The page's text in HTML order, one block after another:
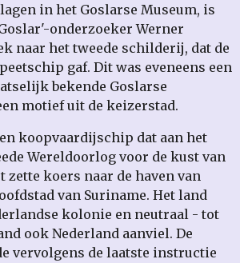
in het Goslarse Museum, is
onderzoeker Werner
naar het tweede schilderij, dat de
gaf. Dit was eveneens een
bekende Goslarse
motief uit de keizerstad.
koopvaardijschip dat aan het
Wereldoorlog voor de kust van
zette koers naar de haven van
van Suriname. Het land
kolonie en neutraal - tot
ook Nederland aanviel. De
vervolgens de laatste instructie